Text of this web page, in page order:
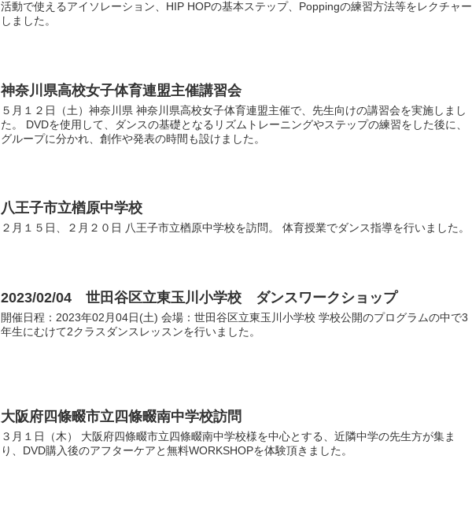
活動で使えるアイソレーション、HIP HOPの基本ステップ、Poppingの練習方法等をレクチャー
しました。
神奈川県高校女子体育連盟主催講習会
５月１２日（土）神奈川県 神奈川県高校女子体育連盟主催で、先生向けの講習会を実施しまし
た。 DVDを使用して、ダンスの基礎となるリズムトレーニングやステップの練習をした後に、
グループに分かれ、創作や発表の時間も設けました。
八王子市立楢原中学校
２月１５日、２月２０日 八王子市立楢原中学校を訪問。 体育授業でダンス指導を行いました。
2023/02/04 世田谷区立東玉川小学校 ダンスワークショップ
開催日程：2023年02月04日(土) 会場：世田谷区立東玉川小学校 学校公開のプログラムの中で3
年生にむけて2クラスダンスレッスンを行いました。
大阪府四條畷市立四條畷南中学校訪問
３月１日（木） 大阪府四條畷市立四條畷南中学校様を中心とする、近隣中学の先生方が集ま
り、DVD購入後のアフターケアと無料WORKSHOPを体験頂きました。